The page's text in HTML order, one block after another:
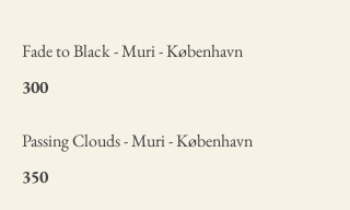
Fade to Black - Muri - København
300
Passing Clouds - Muri - København
350